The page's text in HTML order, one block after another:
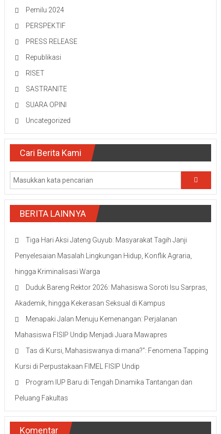
Pemilu 2024
PERSPEKTIF
PRESS RELEASE
Republikasi
RISET
SASTRANITE
SUARA OPINI
Uncategorized
Cari Berita Kami
BERITA LAINNYA
Tiga Hari Aksi Jateng Guyub: Masyarakat Tagih Janji
Penyelesaian Masalah Lingkungan Hidup, Konflik Agraria,
hingga Kriminalisasi Warga
Duduk Bareng Rektor 2026: Mahasiswa Soroti Isu Sarpras,
Akademik, hingga Kekerasan Seksual di Kampus
Menapaki Jalan Menuju Kemenangan: Perjalanan
Mahasiswa FISIP Undip Menjadi Juara Mawapres
Tas di Kursi, Mahasiswanya di mana?”: Fenomena Tapping
Kursi di Perpustakaan FIMEL FISIP Undip
Program IUP Baru di Tengah Dinamika Tantangan dan
Peluang Fakultas
Komentar